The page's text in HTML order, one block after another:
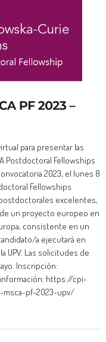
para presentar las
Postdoctoral Fellowships
2023, el lunes 8
Fellowships
excelentes,
un proyecto europeo en
consistente en un
a ejecutará en
UPV. Las solicitudes de
Inscripción:
información: https://cpi-
msca-pf-2023-upv/